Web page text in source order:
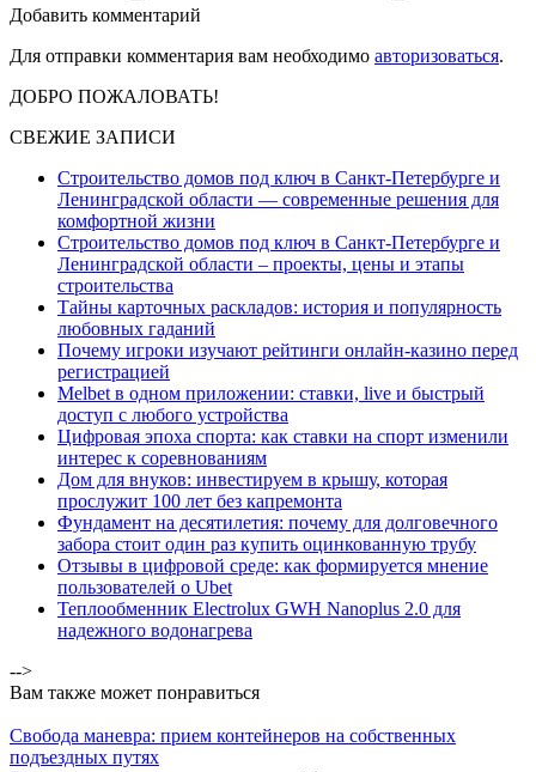
Добавить комментарий
Для отправки комментария вам необходимо авторизоваться.
ДОБРО ПОЖАЛОВАТЬ!
СВЕЖИЕ ЗАПИСИ
Строительство домов под ключ в Санкт-Петербурге и
Ленинградской области — современные решения для
комфортной жизни
Строительство домов под ключ в Санкт-Петербурге и
Ленинградской области – проекты, цены и этапы
строительства
Тайны карточных раскладов: история и популярность
любовных гаданий
Почему игроки изучают рейтинги онлайн-казино перед
регистрацией
Melbet в одном приложении: ставки, live и быстрый
доступ с любого устройства
Цифровая эпоха спорта: как ставки на спорт изменили
интерес к соревнованиям
Дом для внуков: инвестируем в крышу, которая
прослужит 100 лет без капремонта
Фундамент на десятилетия: почему для долговечного
забора стоит один раз купить оцинкованную трубу
Отзывы в цифровой среде: как формируется мнение
пользователей о Ubet
Теплообменник Electrolux GWH Nanoplus 2.0 для
надежного водонагрева
-->
Вам также может понравиться
Свобода маневра: прием контейнеров на собственных
подъездных путях